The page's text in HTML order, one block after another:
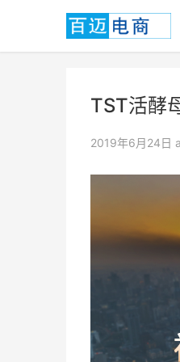
TST活酵
2019年6月24日